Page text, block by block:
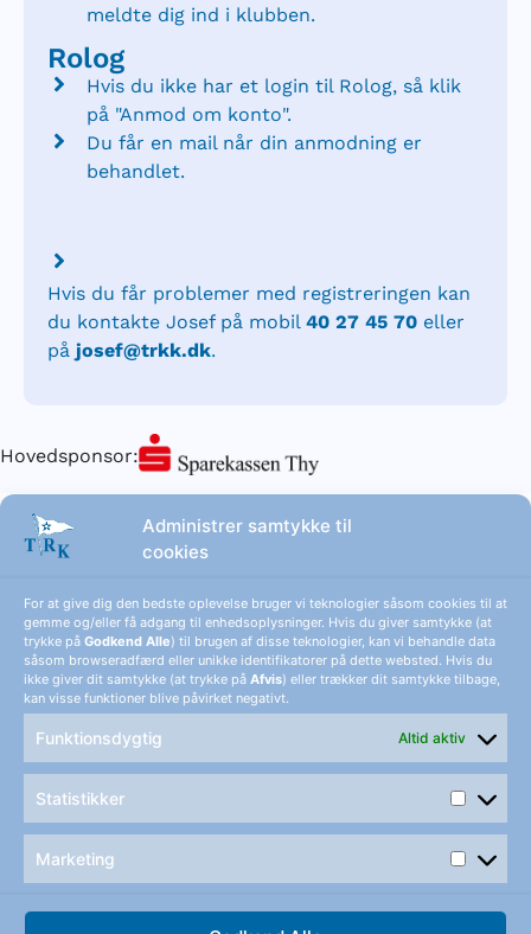
Administrer samtykke til
cookies
For at give dig den bedste oplevelse bruger vi teknologier såsom cookies til at
gemme og/eller få adgang til enhedsoplysninger. Hvis du giver samtykke (at
trykke på Godkend Alle) til brugen af disse teknologier, kan vi behandle data
såsom browseradfærd eller unikke identifikatorer på dette websted. Hvis du
ikke giver dit samtykke (at trykke på Afvis) eller trækker dit samtykke tilbage,
kan visse funktioner blive påvirket negativt.
Funktionsdygtig Altid aktiv
Statistikker
Marketing
meldte dig ind i klubben.
Rolog
Hvis du ikke har et login til Rolog, så klik
på "Anmod om konto".
Du får en mail når din anmodning er
behandlet.
Hvis du får problemer med registreringen kan
du kontakte Josef på mobil 40 27 45 70 eller
på josef@trkk.dk.
Hovedsponsor:
Thisted Ro- og Kajakklub
Simons Bakke 21-23, 7700 Thisted